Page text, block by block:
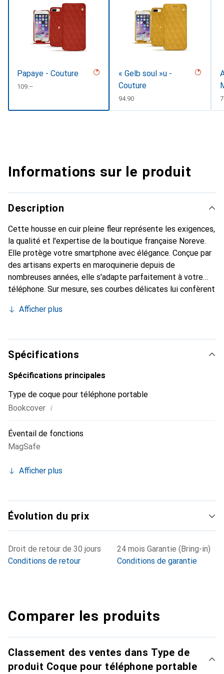
Papaye - Couture
CHF
109.–
« Gelb soul »u -
Couture
CHF
94.90
Informations sur le produit
Description
Cette housse en cuir pleine fleur représente les exigences,
la qualité et l'expertise de la boutique française Noreve.
Elle protège votre smartphone avec élégance. Conçue par
des artisans experts en maroquinerie depuis de
nombreuses années, elle s'adapte parfaitement à votre
téléphone. Sur mesure, ses courbes délicates lui confèrent
chic et indispensable pour votre smartphone.
qualité, la marque Noreve est un choix sûr pour une
clientèle exigeante.
Afficher plus
Spécifications
Spécifications principales
Type de coque pour téléphone portable
Bookcover i
Éventail de fonctions
MagSafe
Afficher plus
Évolution du prix
Droit de retour de 30 jours
Conditions de retour
24 mois Garantie (Bring-in)
Conditions de garantie
Comparer les produits
Classement des ventes dans Type de
produit Coque pour téléphone portable